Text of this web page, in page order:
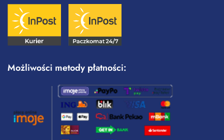
Możliwości metody płatności: